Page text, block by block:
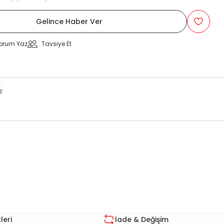
Gelince Haber Ver
Yaz Tavsiye Et
İade & Değişim